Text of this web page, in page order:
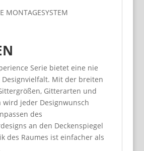
Serie bietet eine nie
Designvielfalt. Mit der breiten
Gitterarten und
wird jeder Designwunsch
des
an den Deckenspiegel
des Raumes ist einfacher als